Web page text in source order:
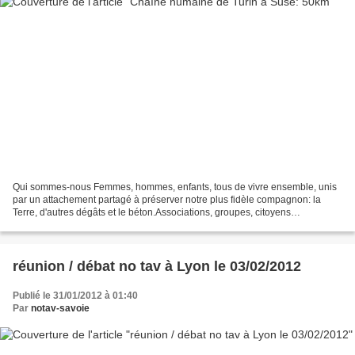
Qui sommes-nous Femmes, hommes, enfants, tous de vivre ensemble, unis
par un attachement partagé à préserver notre plus fidèle compagnon: la
Terre, d'autres dégâts et le béton.Associations, groupes, citoyens
réunion / débat no tav à Lyon le 03/02/2012
Publié le 31/01/2012 à 01:40
Par notav-savoie